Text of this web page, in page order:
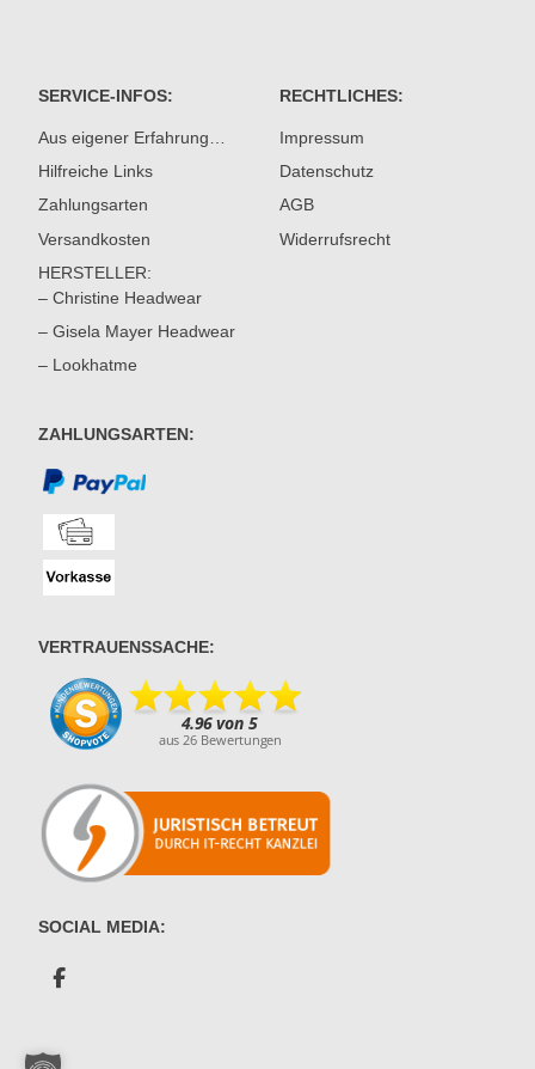
SERVICE-INFOS:
Aus eigener Erfahrung…
Hilfreiche Links
Zahlungsarten
Versandkosten
HERSTELLER:
– Christine Headwear
– Gisela Mayer Headwear
– Lookhatme
RECHTLICHES:
Impressum
Datenschutz
AGB
Widerrufsrecht
ZAHLUNGSARTEN:
VERTRAUENSSACHE:
SOCIAL MEDIA: